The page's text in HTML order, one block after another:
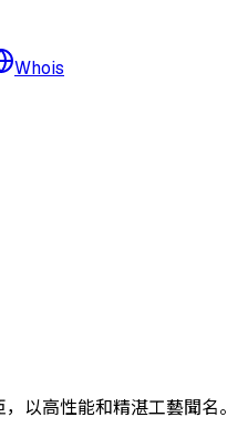
Whois
以高性能和精湛工藝聞名。